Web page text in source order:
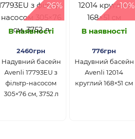
-26%
В наявності
2460грн
Надувний басейн
Avenli 17793EU з
фільтр-насосом
305×76 см, 3752 л
-10%
В наявності
776грн
Надувний басейн
Avenli 12014
круглий 168×51 см